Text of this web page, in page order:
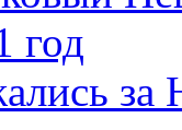
год
за